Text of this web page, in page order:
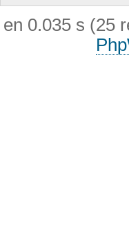
0.035 s (25
Php